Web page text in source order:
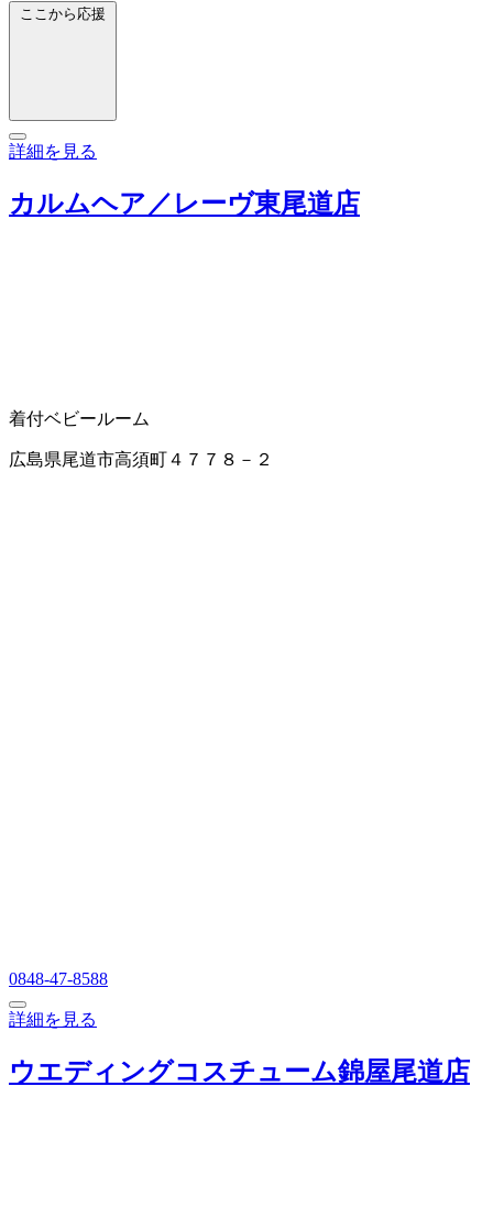
ここから応援
詳細を見る
カルムヘア／レーヴ東尾道店
着付ベビールーム
広島県尾道市高須町４７７８－２
0848-47-8588
詳細を見る
ウエディングコスチューム錦屋尾道店